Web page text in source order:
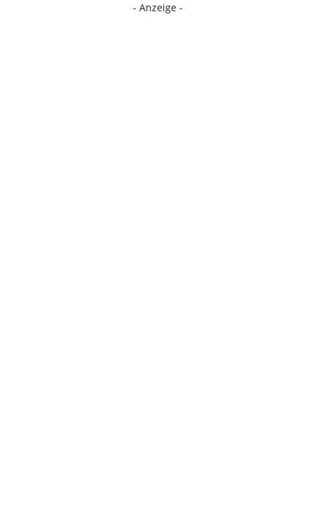
- Anzeige -